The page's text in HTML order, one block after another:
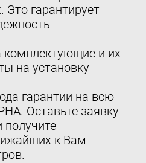
Это гарантирует
комплектующие и их
на установку
гарантии на всю
Оставьте заявку
получите
к Вам